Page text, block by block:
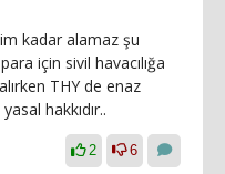
kadar alamaz şu
için sivil havacılığa
THY de enaz
hakkıdır..
2 6